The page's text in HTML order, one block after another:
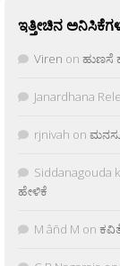
ಇತ್ತೀಚಿನ
Viren on ಹುಣಸೆ
Janardhana
rjnivah on
Siddanagouda
ಹೇಳಿಕೆ
M âñd M on